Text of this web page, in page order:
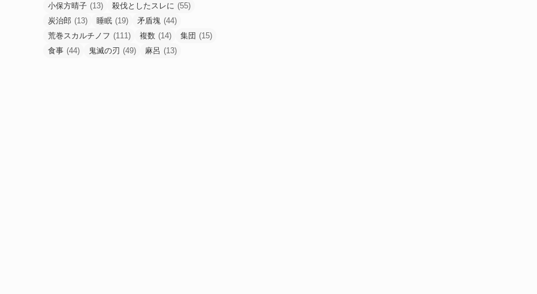
小保方晴子 (13) 殺伐としたスレに (55)
炭治郎 (13) 睡眠 (19) 矛盾塊 (44)
荒巻スカルチノフ (111) 複数 (14) 集団 (15)
食事 (44) 鬼滅の刃 (49) 麻呂 (13)